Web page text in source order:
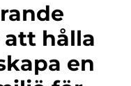
hålla
en